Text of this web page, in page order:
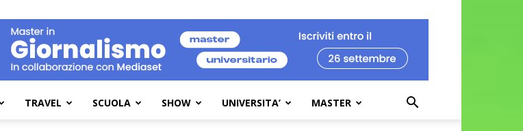
TRAVEL SCUOLA SHOW UNIVERSITA’ MASTER